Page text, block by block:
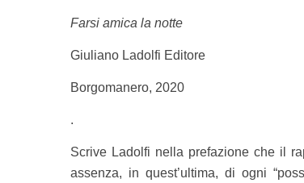
Farsi amica la notte
Giuliano Ladolfi Editore
Borgomanero, 2020
.
Scrive Ladolfi nella prefazione che il
assenza, in quest’ultima, di ogni